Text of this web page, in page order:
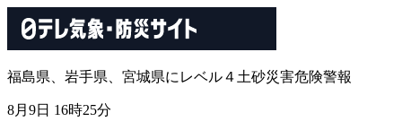
福島県、岩手県、宮城県にレベル４土砂災害危険警報
8月9日 16時25分